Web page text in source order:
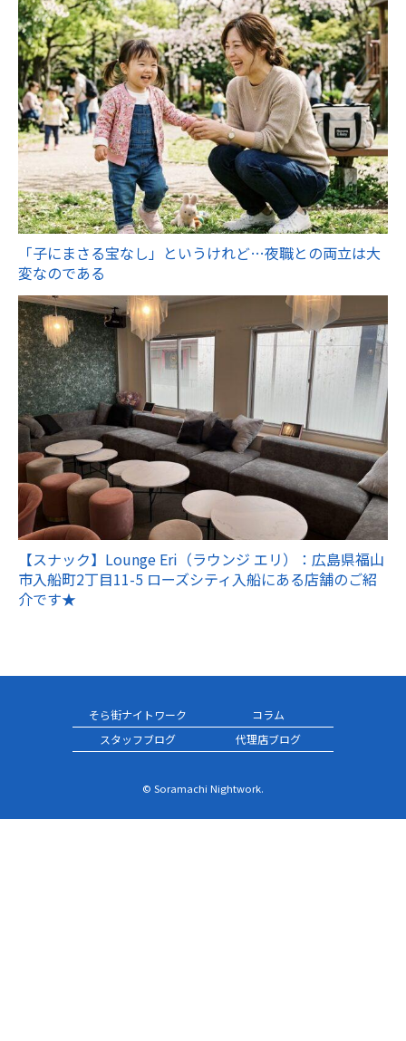
「子にまさる宝なし」というけれど…夜職との両立は大
変なのである
【スナック】Lounge Eri（ラウンジ エリ）：広島県福山
市入船町2丁目11-5 ローズシティ入船にある店舗のご紹
介です★
そら街ナイトワーク
コラム
スタッフブログ
代理店ブログ
© Soramachi Nightwork.